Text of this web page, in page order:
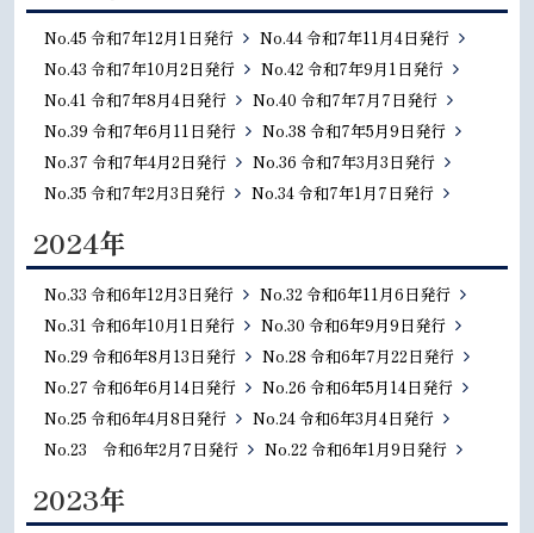
No.45 令和7年12月1日発行
No.44 令和7年11月4日発行
No.43 令和7年10月2日発行
No.42 令和7年9月1日発行
No.41 令和7年8月4日発行
No.40 令和7年7月7日発行
No.39 令和7年6月11日発行
No.38 令和7年5月9日発行
No.37 令和7年4月2日発行
No.36 令和7年3月3日発行
No.35 令和7年2月3日発行
No.34 令和7年1月7日発行
2024年
No.33 令和6年12月3日発行
No.32 令和6年11月6日発行
No.31 令和6年10月1日発行
No.30 令和6年9月9日発行
No.29 令和6年8月13日発行
No.28 令和6年7月22日発行
No.27 令和6年6月14日発行
No.26 令和6年5月14日発行
No.25 令和6年4月8日発行
No.24 令和6年3月4日発行
No.23 令和6年2月7日発行
No.22 令和6年1月9日発行
2023年